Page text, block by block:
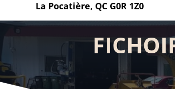
La Pocatière, QC G0R 1Z0